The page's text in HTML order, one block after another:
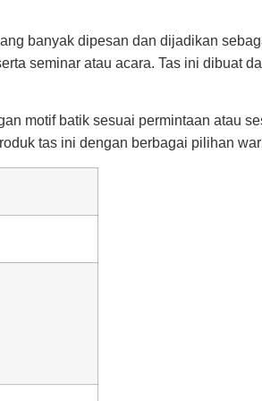
banyak dipesan dan dijadikan
seminar atau acara. Tas ini dibuat
motif batik sesuai permintaan atau
tas ini dengan berbagai pilihan